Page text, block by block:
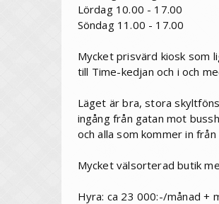
Lördag 10.00 - 17.00
Söndag 11.00 - 17.00
Mycket prisvärd kiosk som
till Time-kedjan och i och
Läget är bra, stora
ingång från gatan mot
och alla som kommer in
Mycket välsorterad butik
Hyra: ca 23 000:-/månad +